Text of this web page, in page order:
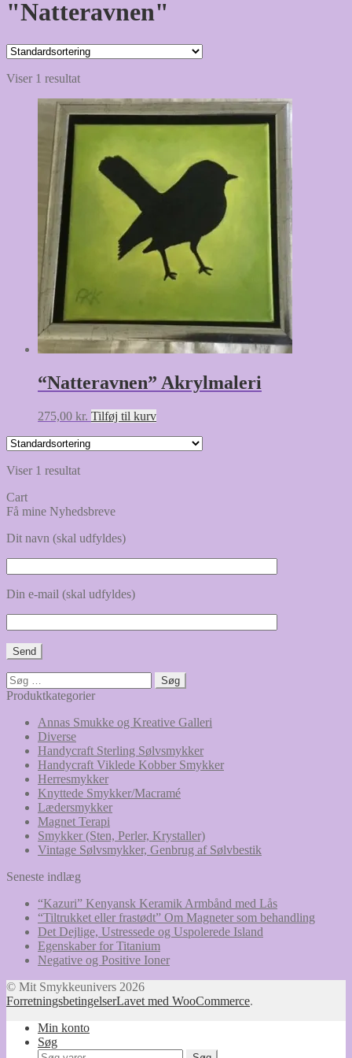
"Natteravnen"
Viser 1 resultat
“Natteravnen” Akrylmaleri
275,00 kr. Tilføj til kurv
Viser 1 resultat
Cart
Få mine Nyhedsbreve
Dit navn (skal udfyldes)
Din e-mail (skal udfyldes)
Søg
efter:
Produktkategorier
Annas Smukke og Kreative Galleri
Diverse
Handycraft Sterling Sølvsmykker
Handycraft Viklede Kobber Smykker
Herresmykker
Knyttede Smykker/Macramé
Lædersmykker
Magnet Terapi
Smykker (Sten, Perler, Krystaller)
Vintage Sølvsmykker, Genbrug af Sølvbestik
Seneste indlæg
“Kazuri” Kenyansk Keramik Armbånd med Lås
“Tiltrukket eller frastødt” Om Magneter som behandling
Det Dejlige, Ustressede og Uspolerede Island
Egenskaber for Titanium
Negative og Positive Ioner
© Mit Smykkeunivers 2026
ForretningsbetingelserLavet med WooCommerce.
Min konto
Søg
Søg